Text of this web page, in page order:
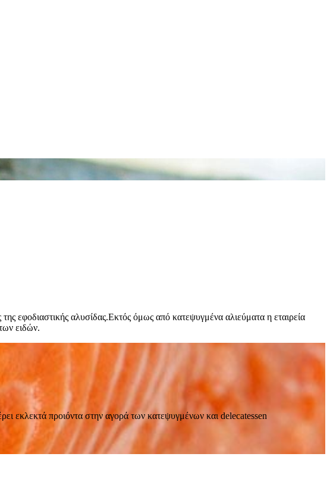
εφοδιαστικής αλυσίδας.Εκτός όμως από κατεψυγμένα αλιεύματα η εταιρεία
ειδών.
εκλεκτά προιόντα στην αγορά των κατεψυγμένων και delecatessen